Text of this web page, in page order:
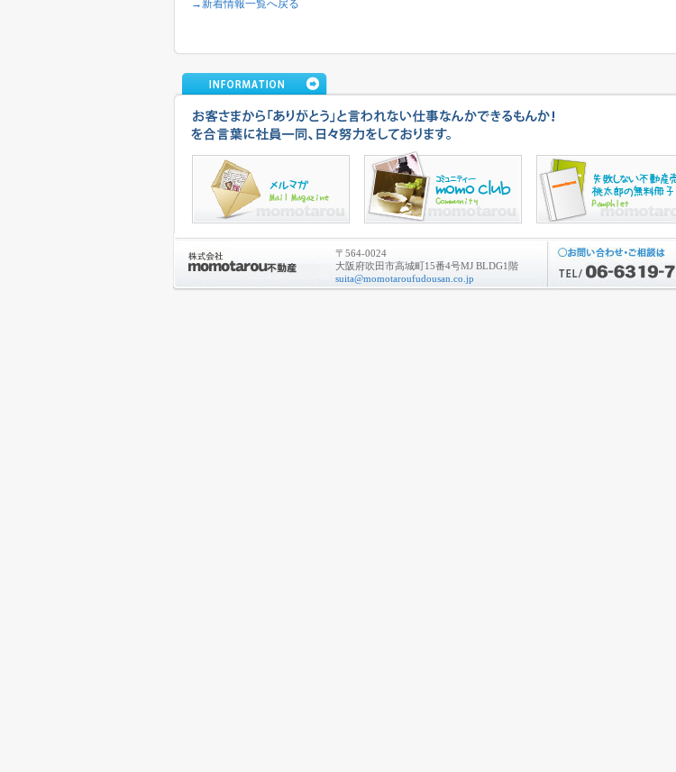
→新着情報一覧へ戻る
〒564-0024
大阪府吹田市高城町15番4号MJ BLDG1階
suita@momotaroufudousan.co.jp